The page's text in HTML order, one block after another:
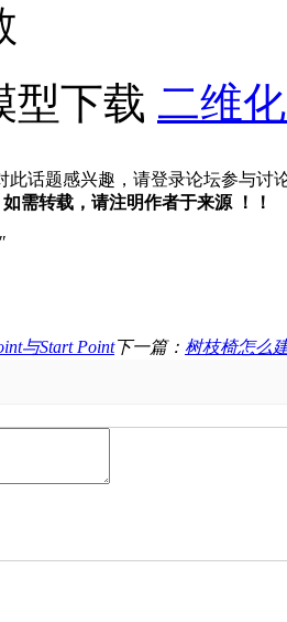
型下载 二维
此话题感兴趣，请登录论坛参与讨
需转载，请注明作者于来源 ！！
与Start Point下一篇： 树枝椅怎么